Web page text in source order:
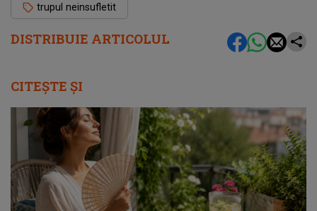
DISTRIBUIE ARTICOLUL
trupul neinsufletit
CITEȘTE ȘI